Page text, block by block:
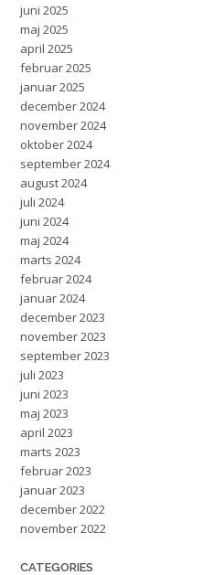
juni 2025
maj 2025
april 2025
februar 2025
januar 2025
december 2024
november 2024
oktober 2024
september 2024
august 2024
juli 2024
juni 2024
maj 2024
marts 2024
februar 2024
januar 2024
december 2023
november 2023
september 2023
juli 2023
juni 2023
maj 2023
april 2023
marts 2023
februar 2023
januar 2023
december 2022
november 2022
CATEGORIES